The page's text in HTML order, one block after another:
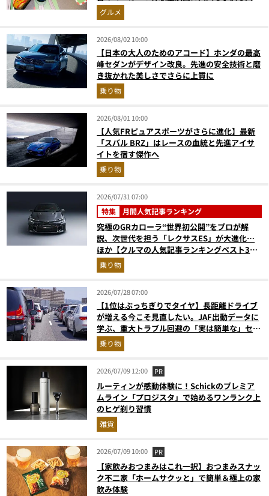
奮間違いなし
グルメ
2026/08/02 10:00
【日本の大人のためのアコード】ホンダの最高
峰セダンがデザイン改良。先進の安全技術と磨
き抜かれた美しさでさらに上質に
乗り物
2026/08/01 10:00
【人気FRピュアスポーツがさらに進化】最新
「スバル BRZ」はレースの血統と先進アイサ
イトを宿す傑作へ
乗り物
2026/07/31 07:00
特集 月間人気記事ランキング
究極のGRカローラ“世界初公開”をプロが解
説、次世代を担う「レクサスES」が大進化…
ほか【クルマの人気記事ランキングベスト3】
（2026年6月版）
乗り物
2026/07/28 07:00
【1位はぶっちぎりでタイヤ】長距離ドライブ
が増える今こそ見直したい。JAF出動データに
学ぶ、重大トラブル回避の「実は簡単な」セル
フメンテ術
乗り物
2026/07/09 12:00 PR
ルーティンが感動体験に！Schickのプレミア
ムライン「プロジスタ」で始めるワンランク上
のヒゲ剃り習慣
雑貨
2026/07/09 10:00 PR
【家飲みおつまみはこれ一択】おつまみスナッ
ク不二家「ホームサクッと」で簡単＆極上の家
飲み体験